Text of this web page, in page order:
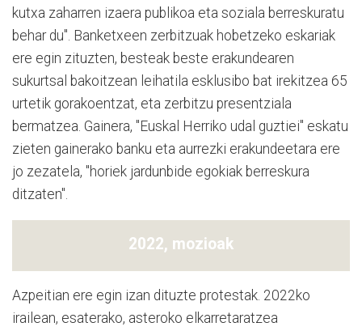
kutxa zaharren izaera publikoa eta soziala berreskuratu
behar du". Banketxeen zerbitzuak hobetzeko eskariak
ere egin zituzten, besteak beste erakundearen
sukurtsal bakoitzean leihatila esklusibo bat irekitzea 65
urtetik gorakoentzat, eta zerbitzu presentziala
bermatzea. Gainera, "Euskal Herriko udal guztiei" eskatu
zieten gainerako banku eta aurrezki erakundeetara ere
jo zezatela, "horiek jardunbide egokiak berreskura
ditzaten".
2022, mozioak
Azpeitian ere egin izan dituzte protestak. 2022ko
irailean, esaterako, asteroko elkarretaratzea